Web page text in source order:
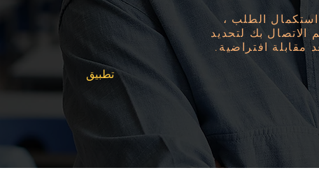
استكمال الطلب ،
الاتصال بك لتحديد
مقابلة افتراضية.
تطبيق